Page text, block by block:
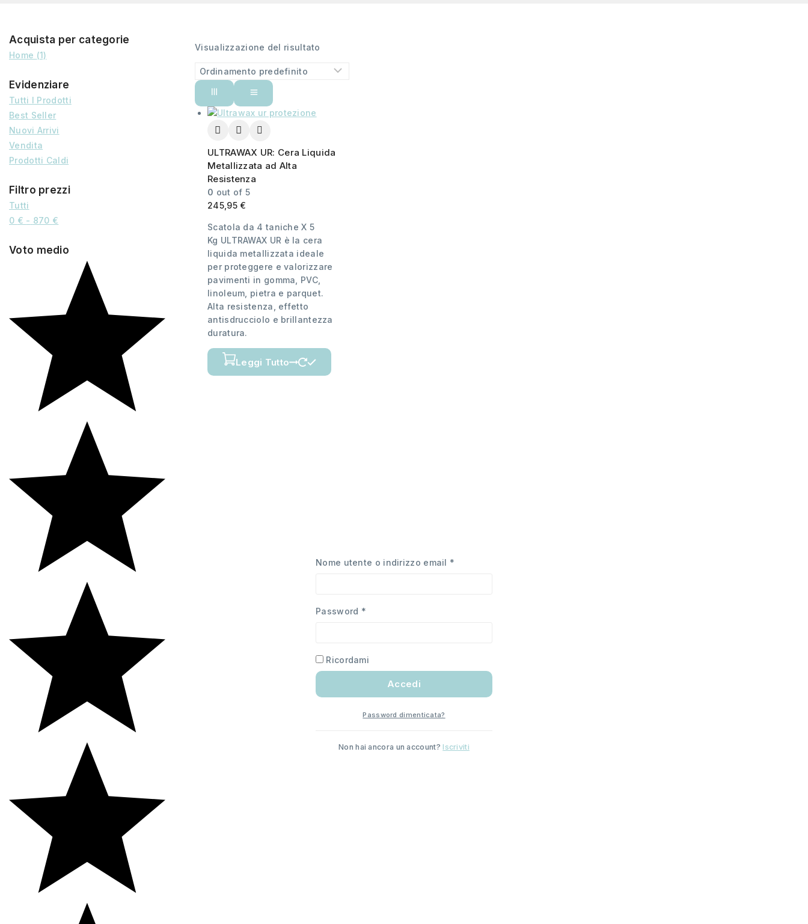
Visualizzazione del risultato
ULTRAWAX UR: Cera Liquida
Metallizzata ad Alta
Resistenza
0 out of 5
245,95 €
Scatola da 4 taniche X 5
Kg ULTRAWAX UR è la cera
liquida metallizzata ideale
per proteggere e valorizzare
pavimenti in gomma, PVC,
linoleum, pietra e parquet.
Alta resistenza, effetto
antisdrucciolo e brillantezza
duratura.
Leggi Tutto
Acquista per categorie
Home (1)
Evidenziare
Tutti I Prodotti
Best Seller
Nuovi Arrivi
Vendita
Prodotti Caldi
Filtro prezzi
Tutti
0 € - 870 €
Voto medio
Nome utente o indirizzo email *
Password *
Ricordami
Accedi
Password dimenticata?
Non hai ancora un account?Iscriviti